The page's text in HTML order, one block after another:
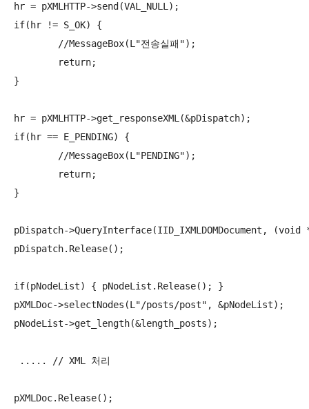
hr = pXMLHTTP->send(VAL_NULL);
if(hr != S_OK) {
}
hr = pXMLHTTP->get_responseXML(&pDispatch);
if(hr == E_PENDING) {
}
pDispatch->QueryInterface(IID_IXMLDOMDocument, (void
pDispatch.Release();
if(pNodeList) { pNodeList.Release(); }
pXMLDoc->selectNodes(L"/posts/post", &pNodeList);
pNodeList->get_length(&length_posts);
..... // XML 처리
pXMLDoc.Release();